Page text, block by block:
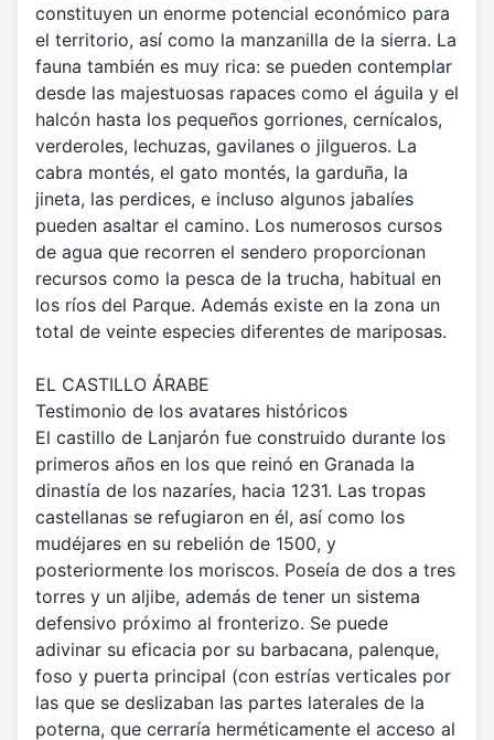
constituyen un enorme potencial económico para
el territorio, así como la manzanilla de la sierra. La
fauna también es muy rica: se pueden contemplar
desde las majestuosas rapaces como el águila y el
halcón hasta los pequeños gorriones, cernícalos,
verderoles, lechuzas, gavilanes o jilgueros. La
cabra montés, el gato montés, la garduña, la
jineta, las perdices, e incluso algunos jabalíes
pueden asaltar el camino. Los numerosos cursos
de agua que recorren el sendero proporcionan
recursos como la pesca de la trucha, habitual en
los ríos del Parque. Además existe en la zona un
total de veinte especies diferentes de mariposas.
EL CASTILLO ÁRABE
Testimonio de los avatares históricos
El castillo de Lanjarón fue construido durante los
primeros años en los que reinó en Granada la
dinastía de los nazaríes, hacia 1231. Las tropas
castellanas se refugiaron en él, así como los
mudéjares en su rebelión de 1500, y
posteriormente los moriscos. Poseía de dos a tres
torres y un aljibe, además de tener un sistema
defensivo próximo al fronterizo. Se puede
adivinar su eficacia por su barbacana, palenque,
foso y puerta principal (con estrías verticales por
las que se deslizaban las partes laterales de la
poterna, que cerraría herméticamente el acceso al